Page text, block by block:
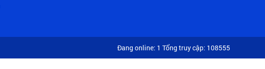
Đang online: 1 Tổng truy cập: 108555